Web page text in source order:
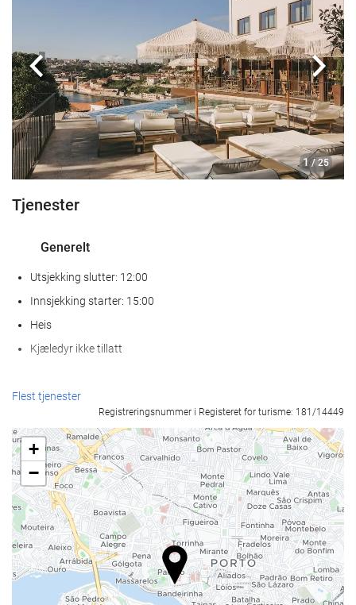
1 / 25
Forrige
Tjenester
Generelt
Utsjekking slutter: 12:00
Innsjekking starter: 15:00
Heis
Kjæledyr ikke tillatt
Velvære
Dampbad
Badstue
Treningsrom
Mat og Drikke
À la carte-restaurant
Flest tjenester
Registreringsnummer i Registeret for turisme: 181/14449
+
−